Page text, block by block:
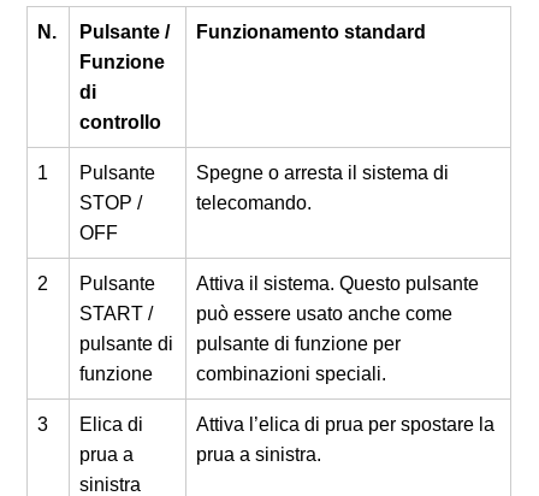
N.
Pulsante /
Funzione
di
controllo
Funzionamento standard
1
Pulsante
STOP /
OFF
Spegne o arresta il sistema di
telecomando.
2
Pulsante
START /
pulsante di
funzione
Attiva il sistema. Questo pulsante
può essere usato anche come
pulsante di funzione per
combinazioni speciali.
3
Elica di
prua a
sinistra
Attiva l’elica di prua per spostare la
prua a sinistra.